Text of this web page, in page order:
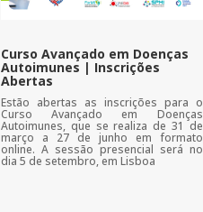
Curso Avançado em Doenças
Autoimunes | Inscrições
Abertas
Estão abertas as inscrições para o
Curso Avançado em Doenças
Autoimunes, que se realiza de 31 de
março a 27 de junho em formato
online. A sessão presencial será no
dia 5 de setembro, em Lisboa